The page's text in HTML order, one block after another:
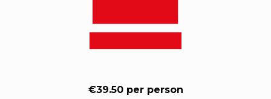
€39.50 per person